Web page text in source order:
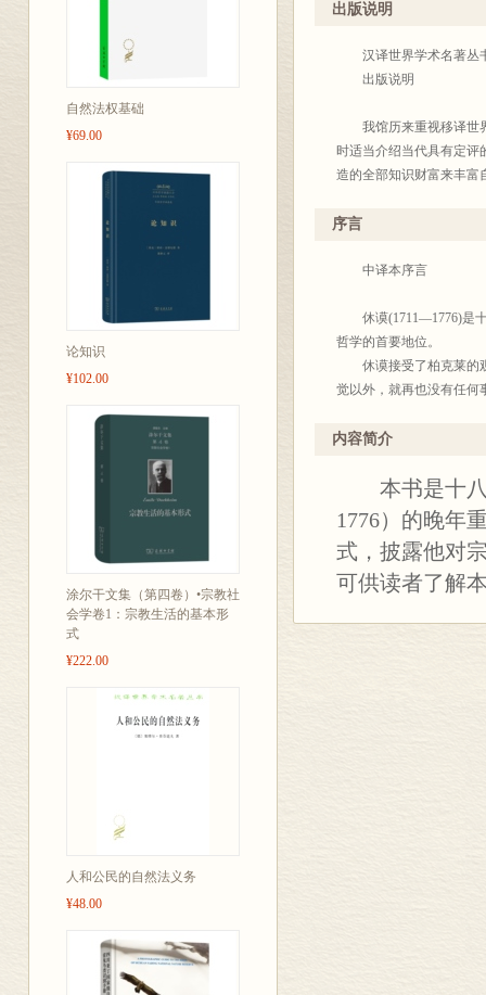
自然法权基础
¥69.00
论知识
¥102.00
涂尔干文集（第四卷）•宗教社
会学卷1：宗教生活的基本形
式
¥222.00
人和公民的自然法义务
¥48.00
出版说明
汉译世界学术名著丛
出版说明
我馆历来重视移译世界
时适当介绍当代具有定评
造的全部知识财富来丰富
查考，又利于文化积累。
体例也不完全统一，凡
界、著译界给我们批评
商务
2003年10月
序言
中译本序言
休谟(1711—1776)是十
哲学的首要地位。
休谟接受了柏克莱的观
觉以外，就再也没有任何
的。休谟指出，柏克莱在
越过这个范围的。由此
能知道的。休谟的这种
休谟的不可知观点是彻
他看来，神的本质、特征
点，当然也可能使宗教
但是，休谟是唯心主义
内容简介
本书是十八
1776）的晚年
式，披露他对
可供读者了解